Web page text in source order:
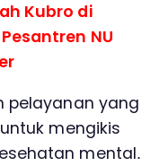
Kubro di
NU
pelayanan yang
mengikis
mental.